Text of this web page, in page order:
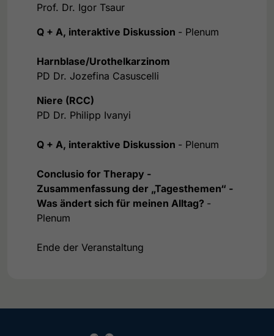
Prof. Dr. Igor Tsaur
Q + A, interaktive Diskussion - Plenum
Harnblase/Urothelkarzinom
PD Dr. Jozefina Casuscelli
Niere (RCC)
PD Dr. Philipp Ivanyi
Q + A, interaktive Diskussion - Plenum
Conclusio for Therapy -
Zusammenfassung der „Tagesthemen“ -
Was ändert sich für meinen Alltag? -
Plenum
Ende der Veranstaltung